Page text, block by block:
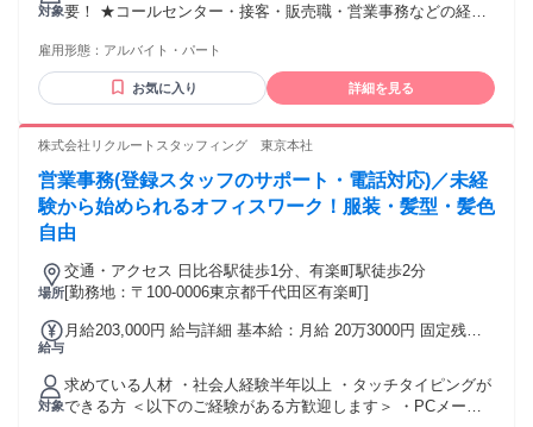
対象要！ ★コールセンター・接客・販売職・営業事務などの経験
～ こんな方にピッタリ！ ～ ✅子育てと両立しながら働きた
い！ ✅人の役に立つ仕事がしたい ✅人と会話するのが好き ✅
人材業界に興味がある など
雇用形態： アルバイト・パート
お気に入り 詳細を見る
株式会社リクルートスタッフィング 東京本社
営業事務(登録スタッフのサポート・電話対応)／未経
験から始められるオフィスワーク！服装・髪型・髪色
自由
場所
交通・アクセス 日比谷駅徒歩1分、有楽町駅徒歩2分
[勤務地：〒100-0006東京都千代田区有楽町]
給与
月給203,000円 給与詳細 基本給：月給 20万3000円 固定残業
家族手当金額：なし 全員に一律で支払われるその他手当金
額：なし ・賃金形態：月給制 ・賞与：有（会社及びグレード
に連動して支給/年2回6月・12月） ・時間外手当：別途支給
対象
求めている人材 ・社会人経験半年以上 ・タッチタイピングが
できる方 ＜以下のご経験がある方歓迎します＞ ・PCメール